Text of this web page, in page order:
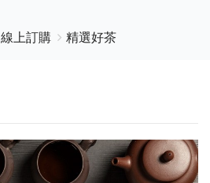
線上訂購 精選好茶